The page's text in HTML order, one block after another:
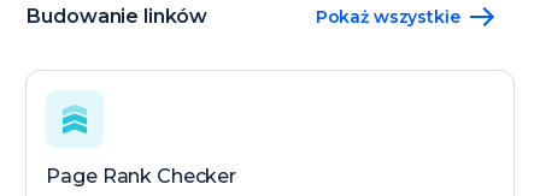
Budowanie linków Pokaż wszystkie
Page Rank Checker